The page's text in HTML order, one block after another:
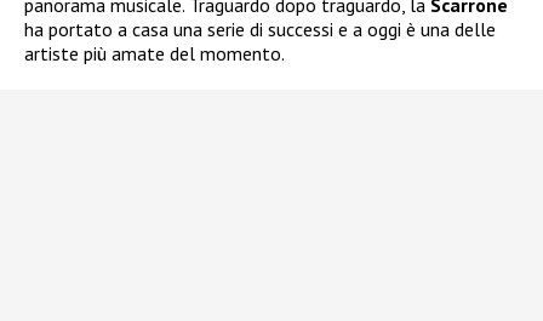
panorama musicale. Traguardo dopo traguardo, la Scarrone
ha portato a casa una serie di successi e a oggi è una delle
artiste più amate del momento.